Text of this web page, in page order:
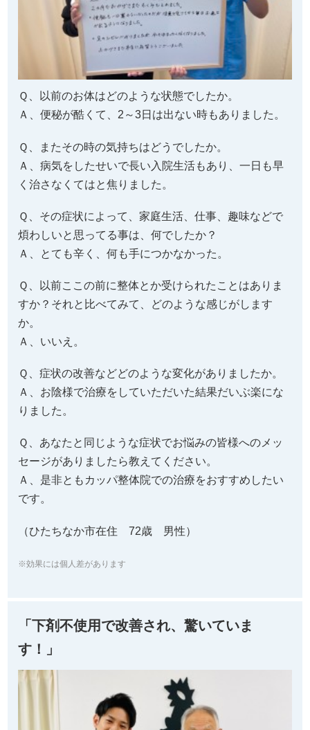
Ｑ、以前のお体はどのような状態でしたか。
Ａ、便秘が酷くて、2～3日は出ない時もありました。
Ｑ、またその時の気持ちはどうでしたか。
Ａ、病気をしたせいで長い入院生活もあり、一日も早
く治さなくてはと焦りました。
Ｑ、その症状によって、家庭生活、仕事、趣味などで
煩わしいと思ってる事は、何でしたか？
Ａ、とても辛く、何も手につかなかった。
Ｑ、以前ここの前に整体とか受けられたことはありま
すか？それと比べてみて、どのような感じがします
か。
Ａ、いいえ。
Ｑ、症状の改善などどのような変化がありましたか。
Ａ、お陰様で治療をしていただいた結果だいぶ楽にな
りました。
Ｑ、あなたと同じような症状でお悩みの皆様へのメッ
セージがありましたら教えてください。
Ａ、是非ともカッパ整体院での治療をおすすめしたい
です。
（ひたちなか市在住 72歳 男性）
※効果には個人差があります
「下剤不使用で改善され、驚いていま
す！」